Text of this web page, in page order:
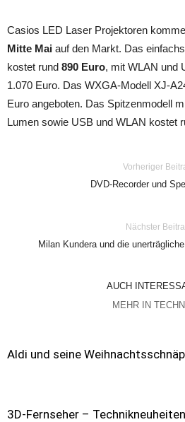
Casios LED Laser Projektoren
Mitte Mai auf den Markt. Das
kostet rund 890 Euro, mit WLAN und
1.070 Euro. Das WXGA-Modell XJ-
Euro angeboten. Das Spitzenmodell
Lumen sowie USB und WLAN kostet
Vorheriger
DVD-Recorder und
Nächster
Milan Kundera und die
AUCH
MEHR IN
Aldi und seine
3D-Fernseher –